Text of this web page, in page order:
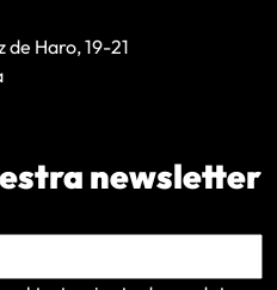
Haro, 19-21
newsletter